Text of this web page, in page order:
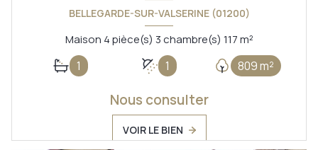
BELLEGARDE-SUR-VALSERINE (01200)
Maison 4 pièce(s) 3 chambre(s) 117 m²
1 1 809 m²
Nous consulter
VOIR LE BIEN